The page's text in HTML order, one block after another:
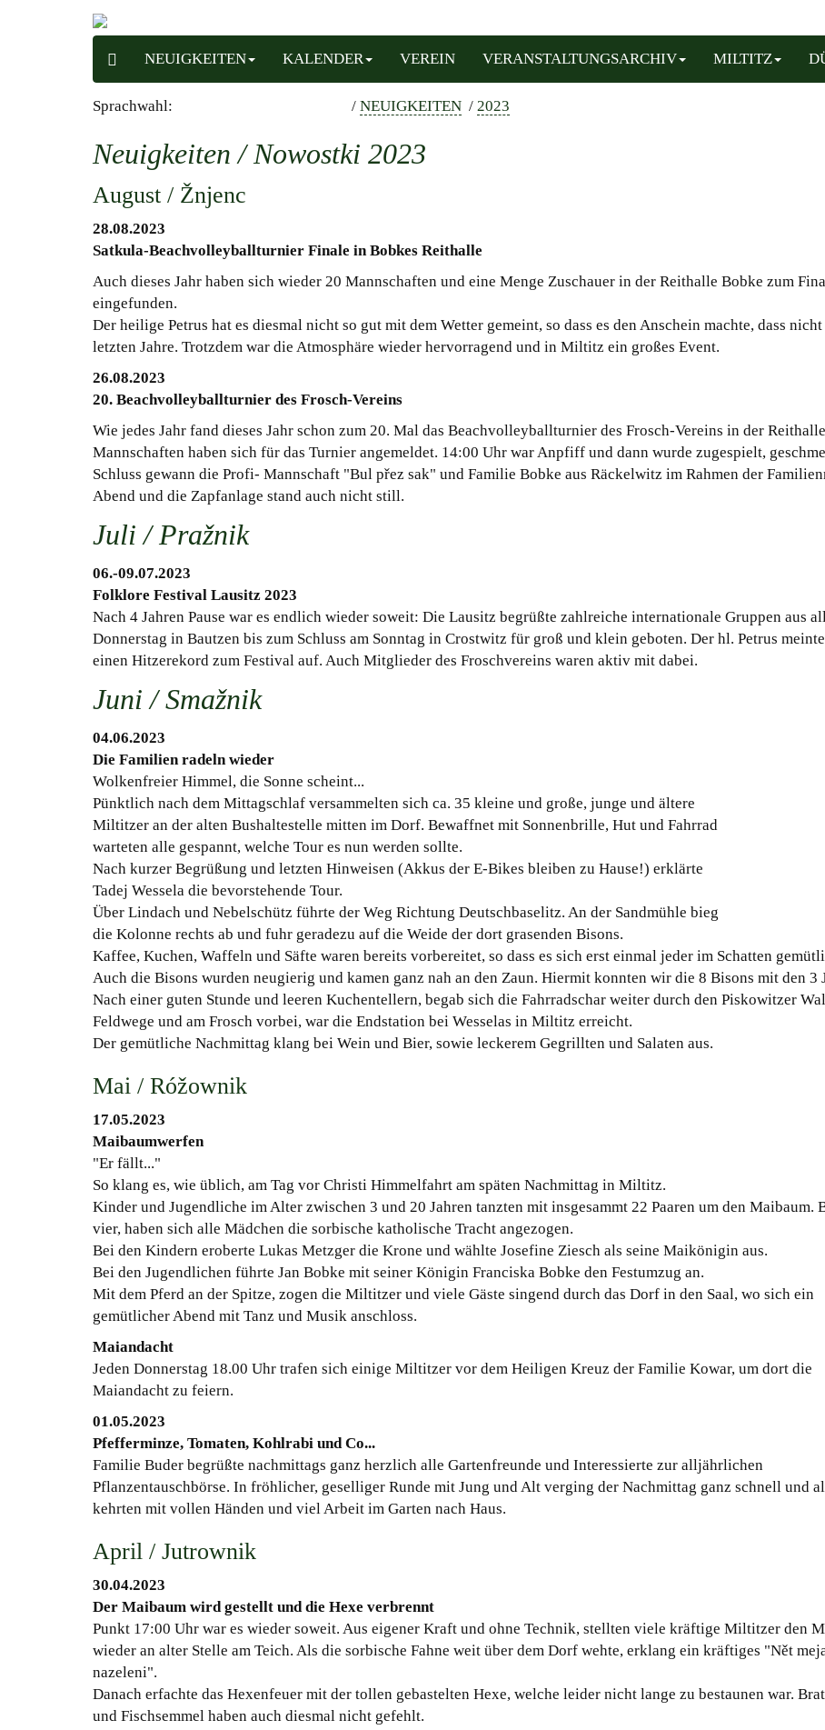
NEUIGKEITEN KALENDER VEREIN VERANSTALTUNGSARCHIV MILTITZ
Sprachwahl: / NEUIGKEITEN / 2023
Neuigkeiten / Nowostki 2023
August / Žnjenc
28.08.2023
Satkula-Beachvolleyballturnier Finale in Bobkes Reithalle
Auch dieses Jahr haben sich wieder 20 Mannschaften und eine Menge Zuschauer in der Reithalle Bobke zum
eingefunden.
Der heilige Petrus hat es diesmal nicht so gut mit dem Wetter gemeint, so dass es den Anschein machte, dass
letzten Jahre. Trotzdem war die Atmosphäre wieder hervorragend und in Miltitz ein großes Event.
26.08.2023
20. Beachvolleyballturnier des Frosch-Vereins
Wie jedes Jahr fand dieses Jahr schon zum 20. Mal das Beachvolleyballturnier des Frosch-Vereins in der
Mannschaften haben sich für das Turnier angemeldet. 14:00 Uhr war Anpfiff und dann wurde zugespielt,
Schluss gewann die Profi- Mannschaft "Bul přez sak" und Familie Bobke aus Räckelwitz im Rahmen der
Abend und die Zapfanlage stand auch nicht still.
Juli / Pražnik
06.-09.07.2023
Folklore Festival Lausitz 2023
Nach 4 Jahren Pause war es endlich wieder soweit: Die Lausitz begrüßte zahlreiche internationale Gruppen aus
Donnerstag in Bautzen bis zum Schluss am Sonntag in Crostwitz für groß und klein geboten. Der hl. Petrus
einen Hitzerekord zum Festival auf. Auch Mitglieder des Froschvereins waren aktiv mit dabei.
Juni / Smažnik
04.06.2023
Die Familien radeln wieder
Wolkenfreier Himmel, die Sonne scheint...
Pünktlich nach dem Mittagschlaf versammelten sich ca. 35 kleine und große, junge und ältere
Miltitzer an der alten Bushaltestelle mitten im Dorf. Bewaffnet mit Sonnenbrille, Hut und Fahrrad
warteten alle gespannt, welche Tour es nun werden sollte.
Nach kurzer Begrüßung und letzten Hinweisen (Akkus der E-Bikes bleiben zu Hause!) erklärte
Tadej Wessela die bevorstehende Tour.
Über Lindach und Nebelschütz führte der Weg Richtung Deutschbaselitz. An der Sandmühle bieg
die Kolonne rechts ab und fuhr geradezu auf die Weide der dort grasenden Bisons.
Kaffee, Kuchen, Waffeln und Säfte waren bereits vorbereitet, so dass es sich erst einmal jeder im Schatten
Auch die Bisons wurden neugierig und kamen ganz nah an den Zaun. Hiermit konnten wir die 8 Bisons mit den 3
Nach einer guten Stunde und leeren Kuchentellern, begab sich die Fahrradschar weiter durch den Piskowitzer
Feldwege und am Frosch vorbei, war die Endstation bei Wesselas in Miltitz erreicht.
Der gemütliche Nachmittag klang bei Wein und Bier, sowie leckerem Gegrillten und Salaten aus.
Mai / Róžownik
17.05.2023
Maibaumwerfen
"Er fällt..."
So klang es, wie üblich, am Tag vor Christi Himmelfahrt am späten Nachmittag in Miltitz.
Kinder und Jugendliche im Alter zwischen 3 und 20 Jahren tanzten mit insgesammt 22 Paaren um den Maibaum.
vier, haben sich alle Mädchen die sorbische katholische Tracht angezogen.
Bei den Kindern eroberte Lukas Metzger die Krone und wählte Josefine Ziesch als seine Maikönigin aus.
Bei den Jugendlichen führte Jan Bobke mit seiner Königin Franciska Bobke den Festumzug an.
Mit dem Pferd an der Spitze, zogen die Miltitzer und viele Gäste singend durch das Dorf in den Saal, wo sich ein
gemütlicher Abend mit Tanz und Musik anschloss.
Maiandacht
Jeden Donnerstag 18.00 Uhr trafen sich einige Miltitzer vor dem Heiligen Kreuz der Familie Kowar, um dort die
Maiandacht zu feiern.
01.05.2023
Pfefferminze, Tomaten, Kohlrabi und Co...
Familie Buder begrüßte nachmittags ganz herzlich alle Gartenfreunde und Interessierte zur alljährlichen
Pflanzentauschbörse. In fröhlicher, geselliger Runde mit Jung und Alt verging der Nachmittag ganz schnell und
kehrten mit vollen Händen und viel Arbeit im Garten nach Haus.
April / Jutrownik
30.04.2023
Der Maibaum wird gestellt und die Hexe verbrennt
Punkt 17:00 Uhr war es wieder soweit. Aus eigener Kraft und ohne Technik, stellten viele kräftige Miltitzer den
wieder an alter Stelle am Teich. Als die sorbische Fahne weit über dem Dorf wehte, erklang ein kräftiges "Nět
nazeleni".
Danach erfachte das Hexenfeuer mit der tollen gebastelten Hexe, welche leider nicht lange zu bestaunen war.
und Fischsemmel haben auch diesmal nicht gefehlt.